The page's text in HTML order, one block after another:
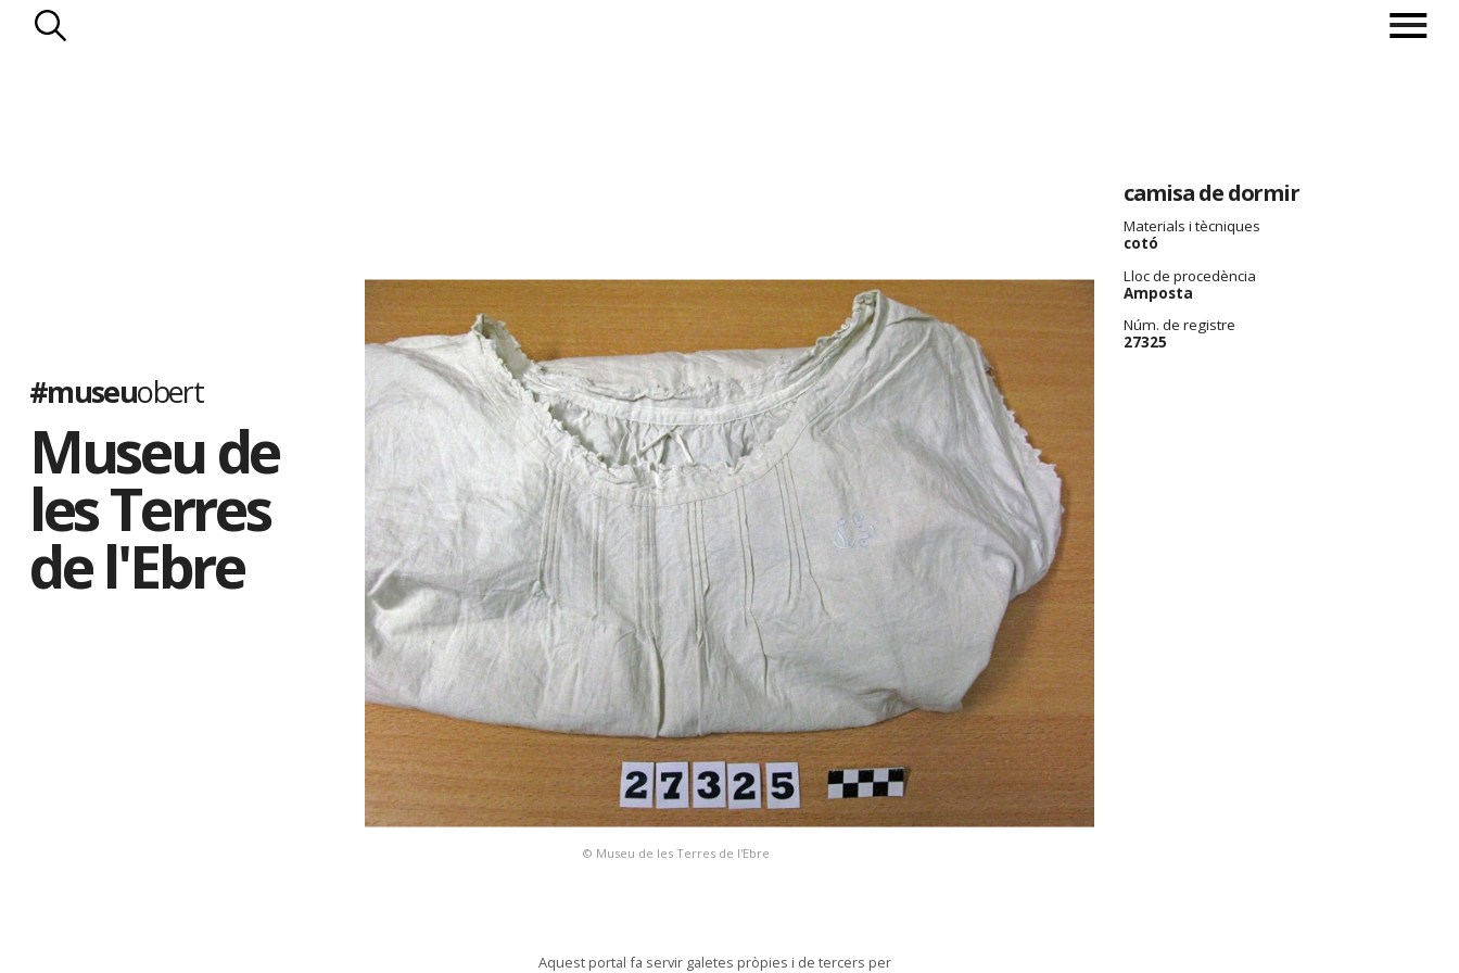
#museuobert
Museu de
les Terres
de l'Ebre
© Museu de les Terres de l'Ebre
camisa de dormir
Materials i tècniques
cotó
Lloc de procedència
Amposta
Núm. de registre
27325
Aquest portal fa servir galetes pròpies i de tercers per